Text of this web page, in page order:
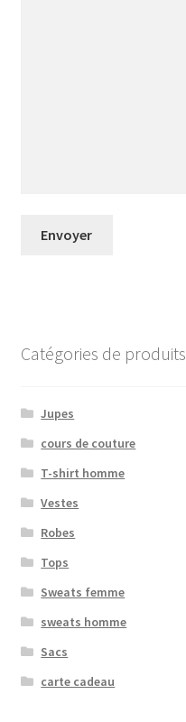
Catégories de produits
Jupes
cours de couture
T-shirt homme
Vestes
Robes
Tops
Sweats femme
sweats homme
Sacs
carte cadeau